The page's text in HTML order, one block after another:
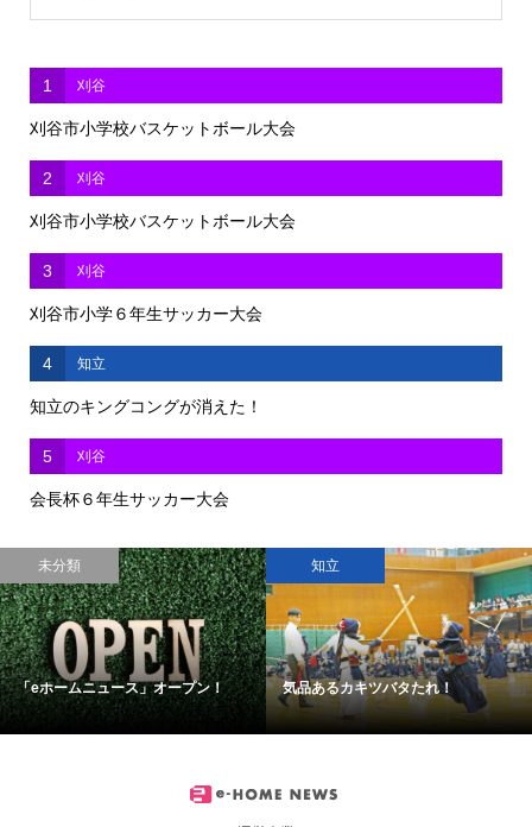
1 刈谷
刈谷市小学校バスケットボール大会
2 刈谷
刈谷市小学校バスケットボール大会
3 刈谷
刈谷市小学６年生サッカー大会
4 知立
知立のキングコングが消えた！
5 刈谷
会長杯６年生サッカー大会
未分類
「eホームニュース」オープン！
知立
気品あるカキツバタたれ！